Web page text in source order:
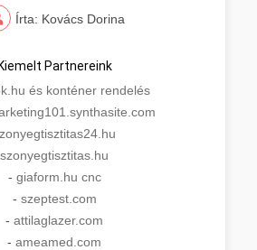
Írta: Kovács Dorina
Kiemelt Partnereink
és konténer rendelés
szonyegtisztitas.hu
- giaform.hu cnc
- szeptest.com
- attilaglazer.com
- ameamed.com